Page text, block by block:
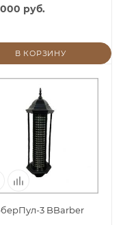
руб.
В КОРЗИНУ
3 BBarber